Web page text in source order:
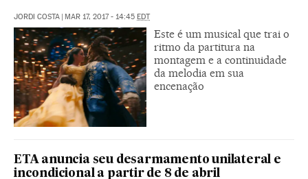
JORDI COSTA | MAR 17, 2017 - 14:45 EDT
Este é um musical que trai o
ritmo da partitura na
montagem e a continuidade
da melodia em sua
encenação
ETA anuncia seu desarmamento unilateral e
incondicional a partir de 8 de abril